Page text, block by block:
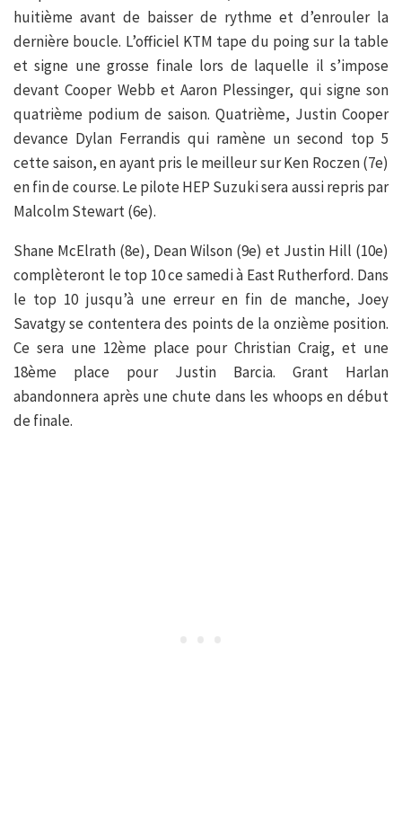
huitième avant de baisser de rythme et d’enrouler la
dernière boucle. L’officiel KTM tape du poing sur la table
et signe une grosse finale lors de laquelle il s’impose
devant Cooper Webb et Aaron Plessinger, qui signe son
quatrième podium de saison. Quatrième, Justin Cooper
devance Dylan Ferrandis qui ramène un second top 5
cette saison, en ayant pris le meilleur sur Ken Roczen (7e)
en fin de course. Le pilote HEP Suzuki sera aussi repris par
Malcolm Stewart (6e).
Shane McElrath (8e), Dean Wilson (9e) et Justin Hill (10e)
complèteront le top 10 ce samedi à East Rutherford. Dans
le top 10 jusqu’à une erreur en fin de manche, Joey
Savatgy se contentera des points de la onzième position.
Ce sera une 12ème place pour Christian Craig, et une
18ème place pour Justin Barcia. Grant Harlan
abandonnera après une chute dans les whoops en début
de finale.